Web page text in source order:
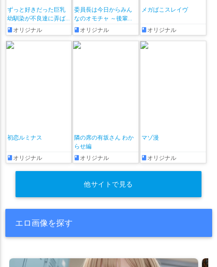
ずっと好きだった巨乳
幼馴染が不良達に弄ば
れた七日間 その後
オリジナル
委員長は今日からみん
なのオモチャ ～後輩に
全部晒されちゃう編♡
～ + おまけ漫画♡
オリジナル
メガぱこスレイヴ
オリジナル
初恋ルミナス
オリジナル
隣の席の有坂さん わか
らせ編
オリジナル
マゾ漫
オリジナル
他サイトで見る
エロ画像を探す